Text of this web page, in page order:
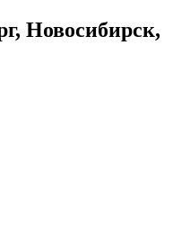
Новосибирск,